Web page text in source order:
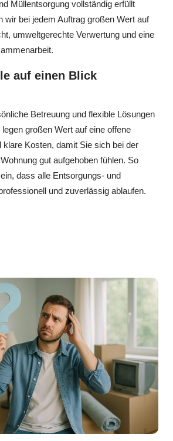
Müllentsorgung vollständig erfüllt
wir bei jedem Auftrag großen Wert auf
umweltgerechte Verwertung und eine
auf einen Blick
Betreuung und flexible Lösungen
großen Wert auf eine offene
klare Kosten, damit Sie sich bei der
gut aufgehoben fühlen. So
dass alle Entsorgungs- und
und zuverlässig ablaufen.